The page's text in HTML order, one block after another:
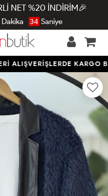
NET %20 İNDİRİM🎉
Dakika 34 Saniye
KARGO